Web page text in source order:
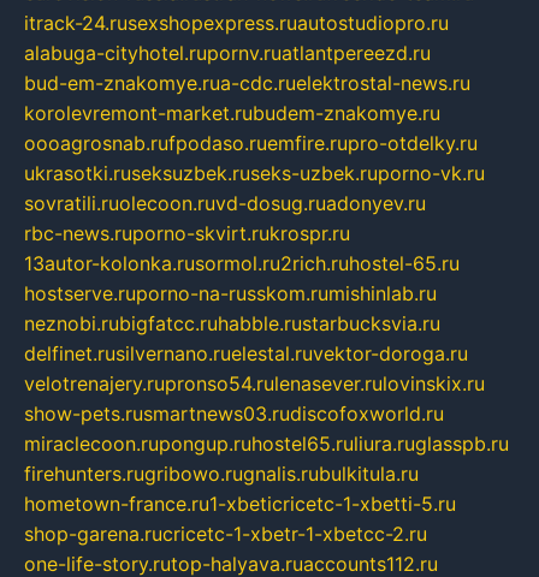
itrack-24.rusexshopexpress.ruautostudiopro.ru
alabuga-cityhotel.rupornv.ruatlantpereezd.ru
bud-em-znakomye.rua-cdc.ruelektrostal-news.ru
korolevremont-market.rubudem-znakomye.ru
oooagrosnab.rufpodaso.ruemfire.rupro-otdelky.ru
ukrasotki.ruseksuzbek.ruseks-uzbek.ruporno-vk.ru
sovratili.ruolecoon.ruvd-dosug.ruadonyev.ru
rbc-news.ruporno-skvirt.rukrospr.ru
13autor-kolonka.rusormol.ru2rich.ruhostel-65.ru
hostserve.ruporno-na-russkom.rumishinlab.ru
neznobi.rubigfatcc.ruhabble.rustarbucksvia.ru
delfinet.rusilvernano.ruelestal.ruvektor-doroga.ru
velotrenajery.rupronso54.rulenasever.rulovinskix.ru
show-pets.rusmartnews03.rudiscofoxworld.ru
miraclecoon.rupongup.ruhostel65.ruliura.ruglasspb.ru
firehunters.rugribowo.rugnalis.rubulkitula.ru
hometown-france.ru1-xbeticricetc-1-xbetti-5.ru
shop-garena.rucricetc-1-xbetr-1-xbetcc-2.ru
one-life-story.rutop-halyava.ruaccounts112.ru